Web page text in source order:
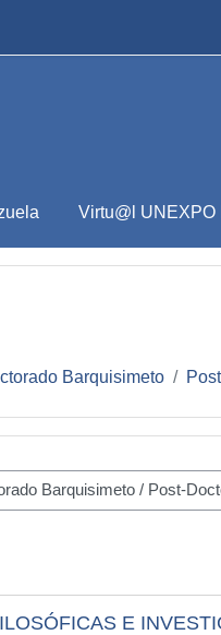
Virtu@l UNEXPO
Barquisimeto
E